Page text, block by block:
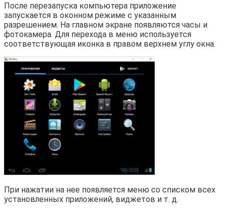
После перезапуска компьютера приложение
запускается в оконном режиме с указанным
разрешением. На главном экране появляются часы и
фотокамера. Для перехода в меню используется
соответствующая иконка в правом верхнем углу окна.
При нажатии на нее появляется меню со списком всех
установленных приложений, виджетов и т. д.